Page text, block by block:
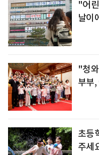
"어
날이
"청
부부,
초등
주세